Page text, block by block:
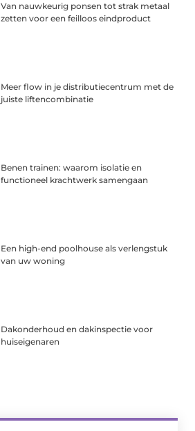
Van nauwkeurig ponsen tot strak metaal
zetten voor een feilloos eindproduct
Meer flow in je distributiecentrum met de
juiste liftencombinatie
Benen trainen: waarom isolatie en
functioneel krachtwerk samengaan
Een high-end poolhouse als verlengstuk
van uw woning
Dakonderhoud en dakinspectie voor
huiseigenaren